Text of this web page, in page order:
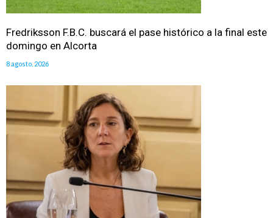
Fredriksson F.B.C. buscará el pase histórico a la final este
domingo en Alcorta
8 agosto, 2026